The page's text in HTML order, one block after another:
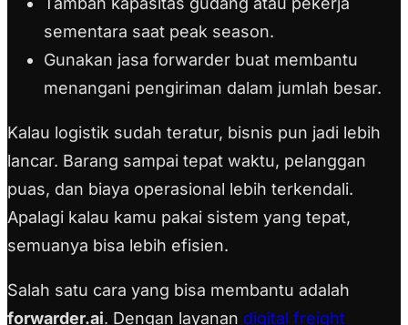
sementara saat peak season.
Gunakan jasa forwarder buat membantu
menangani pengiriman dalam jumlah besar.
Kalau logistik sudah teratur, bisnis pun jadi lebih
lancar. Barang sampai tepat waktu, pelanggan
puas, dan biaya operasional lebih terkendali.
Apalagi kalau kamu pakai sistem yang tepat,
semuanya bisa lebih efisien.
Salah satu cara yang bisa membantu adalah
forwarder.ai. Dengan layanan digital freight